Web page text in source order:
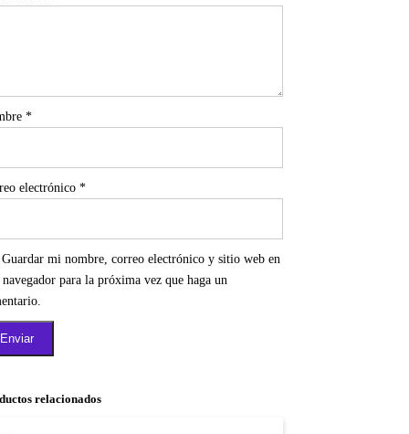
*
electrónico *
Guardar mi nombre, correo electrónico y sitio web en
navegador para la próxima vez que haga un
relacionados